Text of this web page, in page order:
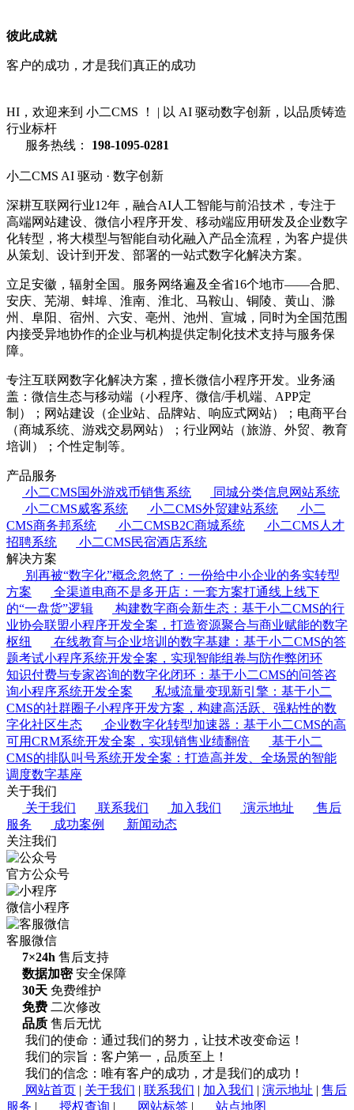
彼此成就
客户的成功，才是我们真正的成功
HI，欢迎来到 小二CMS ！ | 以 AI 驱动数字创新，以品质铸造
行业标杆
服务热线：
198-1095-0281
小二CMS AI 驱动 · 数字创新
深耕互联网行业12年，融合AI人工智能与前沿技术，专注于
高端网站建设、微信小程序开发、移动端应用研发及企业数字
化转型，将大模型与智能自动化融入产品全流程，为客户提供
从策划、设计到开发、部署的一站式数字化解决方案。
立足安徽，辐射全国。服务网络遍及全省16个地市——合肥、
安庆、芜湖、蚌埠、淮南、淮北、马鞍山、铜陵、黄山、滁
州、阜阳、宿州、六安、亳州、池州、宣城，同时为全国范围
内接受异地协作的企业与机构提供定制化技术支持与服务保
障。
专注互联网数字化解决方案，擅长微信小程序开发。业务涵
盖：微信生态与移动端（小程序、微信/手机端、APP定
制）；网站建设（企业站、品牌站、响应式网站）；电商平台
（商城系统、游戏交易网站）；行业网站（旅游、外贸、教育
培训）；个性定制等。
产品服务
小二CMS国外游戏币销售系统
同城分类信息网站系统
小二CMS威客系统
小二CMS外贸建站系统
小二
CMS商务邦系统
小二CMSB2C商城系统
小二CMS人才
招聘系统
小二CMS民宿酒店系统
解决方案
别再被“数字化”概念忽悠了：一份给中小企业的务实转型
方案
全渠道电商不是多开店：一套方案打通线上线下
的“一盘货”逻辑
构建数字商会新生态：基于小二CMS的行
业协会联盟小程序开发全案，打造资源聚合与商业赋能的数字
枢纽
在线教育与企业培训的数字基建：基于小二CMS的答
题考试小程序系统开发全案，实现智能组卷与防作弊闭环
知识付费与专家咨询的数字化闭环：基于小二CMS的问答咨
询小程序系统开发全案
私域流量变现新引擎：基于小二
CMS的社群圈子小程序开发方案，构建高活跃、强粘性的数
字化社区生态
企业数字化转型加速器：基于小二CMS的高
可用CRM系统开发全案，实现销售业绩翻倍
基于小二
CMS的排队叫号系统开发全案：打造高并发、全场景的智能
调度数字基座
关于我们
关于我们
联系我们 加入我们 演示地址
售后
服务
成功案例
新闻动态
关注我们
官方公众号
微信小程序
客服微信
7×24h 售后支持
数据加密安全保障
30天 免费维护
免费 二次修改
品质 售后无忧
我们的使命：通过我们的努力，让技术改变命运！
我们的宗旨：客户第一，品质至上！
我们的信念：唯有客户的成功，才是我们的成功！
网站首页 | 关于我们 | 联系我们 | 加入我们 | 演示地址 | 售后
服务 | 授权查询 | 网站标签 |
站点地图